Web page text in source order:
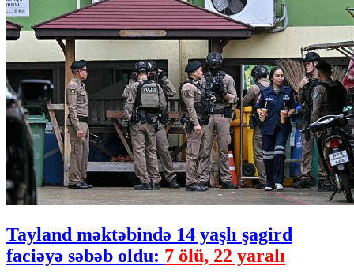
Tayland məktəbində 14 yaşlı şagird
faciəyə səbəb oldu: 7 ölü, 22 yaralı